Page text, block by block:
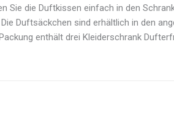
Sie die Duftkissen einfach in den
Duftsäckchen sind erhältlich in den
enthält drei Kleiderschrank